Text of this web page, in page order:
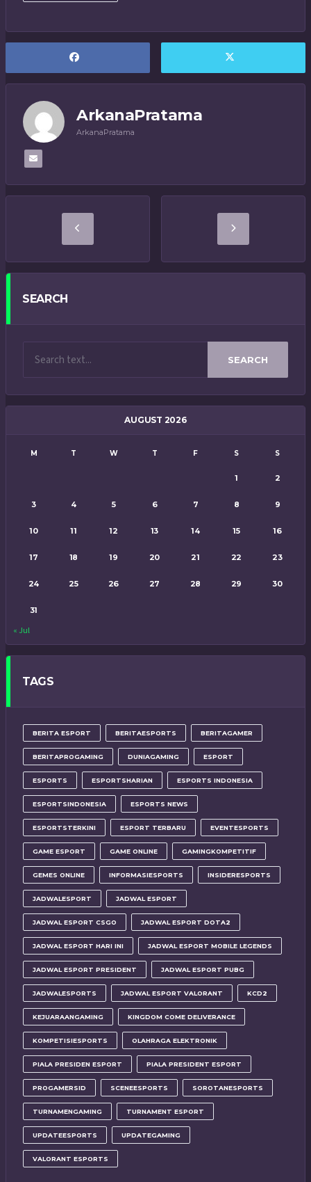
ArkanaPratama
ArkanaPratama
SEARCH
SEARCH
AUGUST 2026
M T W T F S S
1 2
3 4 5 6 7 8 9
10 11 12 13 14 15 16
17 18 19 20 21 22 23
24 25 26 27 28 29 30
31
« Jul
TAGS
BERITA ESPORT BERITAESPORTS BERITAGAMER
BERITAPROGAMING DUNIAGAMING ESPORT
ESPORTS ESPORTSHARIAN ESPORTS INDONESIA
ESPORTSINDONESIA ESPORTS NEWS
ESPORTSTERKINI ESPORT TERBARU EVENTESPORTS
GAME ESPORT GAME ONLINE GAMINGKOMPETITIF
GEMES ONLINE INFORMASIESPORTS INSIDERESPORTS
JADWALESPORT JADWAL ESPORT
JADWAL ESPORT CSGO JADWAL ESPORT DOTA2
JADWAL ESPORT HARI INI JADWAL ESPORT MOBILE LEGENDS
JADWAL ESPORT PRESIDENT JADWAL ESPORT PUBG
JADWALESPORTS JADWAL ESPORT VALORANT KCD2
KEJUARAANGAMING KINGDOM COME DELIVERANCE
KOMPETISIESPORTS OLAHRAGA ELEKTRONIK
PIALA PRESIDEN ESPORT PIALA PRESIDENT ESPORT
PROGAMERSID SCENEESPORTS SOROTANESPORTS
TURNAMENGAMING TURNAMENT ESPORT
UPDATEESPORTS UPDATEGAMING
VALORANT ESPORTS